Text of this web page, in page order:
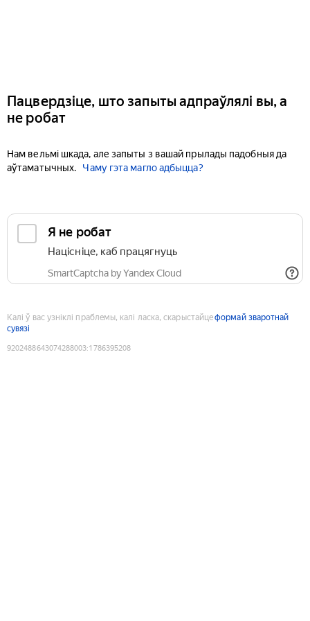
Пацвердзіце, што запыты адпраўлялі вы, а
не робат
Нам вельмі шкада, але запыты з вашай прылады падобныя да
аўтаматычных.
Чаму гэта магло адбыцца?
Я не робат
Націсніце, каб працягнуць
SmartCaptcha by Yandex Cloud
Калі ў вас узніклі праблемы, калі ласка, скарыстайцеформай зваротнай
сувязі
9202488643074288003:1786395208